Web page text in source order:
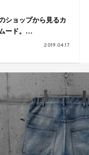
ショップから見るカ
ード。
2019.04.17